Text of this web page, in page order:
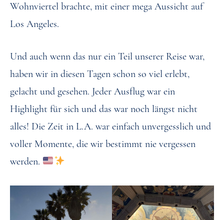
Wohnviertel brachte, mit einer mega Aussicht auf
Los Angeles.
Und auch wenn das nur ein Teil unserer Reise war,
haben wir in diesen Tagen schon so viel erlebt,
gelacht und gesehen. Jeder Ausflug war ein
Highlight für sich und das war noch längst nicht
alles! Die Zeit in L.A. war einfach unvergesslich und
voller Momente, die wir bestimmt nie vergessen
werden.